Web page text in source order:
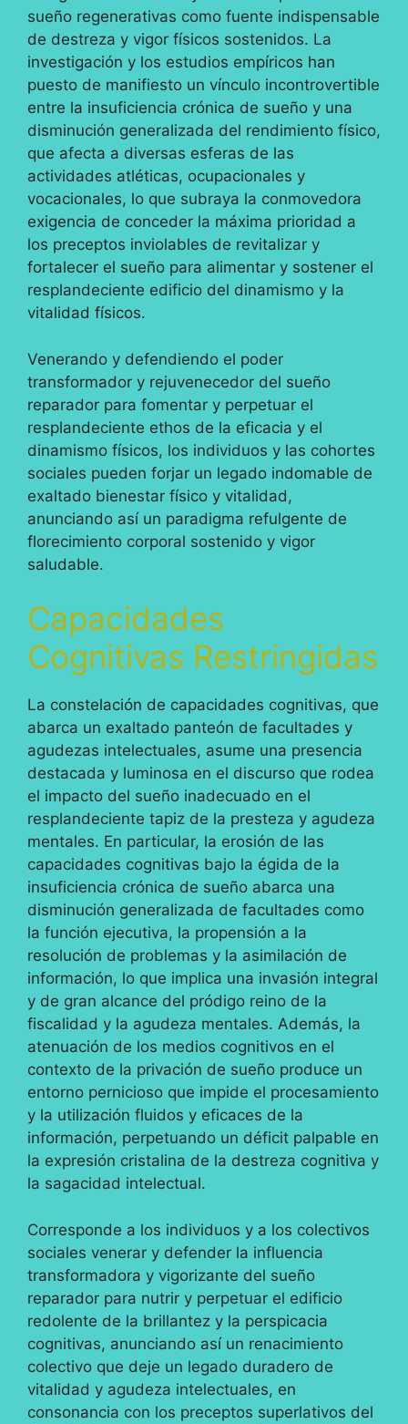
sueño regenerativas como fuente indispensable
de destreza y vigor físicos sostenidos. La
investigación y los estudios empíricos han
puesto de manifiesto un vínculo incontrovertible
entre la insuficiencia crónica de sueño y una
disminución generalizada del rendimiento físico,
que afecta a diversas esferas de las
actividades atléticas, ocupacionales y
vocacionales, lo que subraya la conmovedora
exigencia de conceder la máxima prioridad a
los preceptos inviolables de revitalizar y
fortalecer el sueño para alimentar y sostener el
resplandeciente edificio del dinamismo y la
vitalidad físicos.
Venerando y defendiendo el poder
transformador y rejuvenecedor del sueño
reparador para fomentar y perpetuar el
resplandeciente ethos de la eficacia y el
dinamismo físicos, los individuos y las cohortes
sociales pueden forjar un legado indomable de
exaltado bienestar físico y vitalidad,
anunciando así un paradigma refulgente de
florecimiento corporal sostenido y vigor
saludable.
Capacidades
Cognitivas Restringidas
La constelación de capacidades cognitivas, que
abarca un exaltado panteón de facultades y
agudezas intelectuales, asume una presencia
destacada y luminosa en el discurso que rodea
el impacto del sueño inadecuado en el
resplandeciente tapiz de la presteza y agudeza
mentales. En particular, la erosión de las
capacidades cognitivas bajo la égida de la
insuficiencia crónica de sueño abarca una
disminución generalizada de facultades como
la función ejecutiva, la propensión a la
resolución de problemas y la asimilación de
información, lo que implica una invasión integral
y de gran alcance del pródigo reino de la
fiscalidad y la agudeza mentales. Además, la
atenuación de los medios cognitivos en el
contexto de la privación de sueño produce un
entorno pernicioso que impide el procesamiento
y la utilización fluidos y eficaces de la
información, perpetuando un déficit palpable en
la expresión cristalina de la destreza cognitiva y
la sagacidad intelectual.
Corresponde a los individuos y a los colectivos
sociales venerar y defender la influencia
transformadora y vigorizante del sueño
reparador para nutrir y perpetuar el edificio
redolente de la brillantez y la perspicacia
cognitivas, anunciando así un renacimiento
colectivo que deje un legado duradero de
vitalidad y agudeza intelectuales, en
consonancia con los preceptos superlativos del